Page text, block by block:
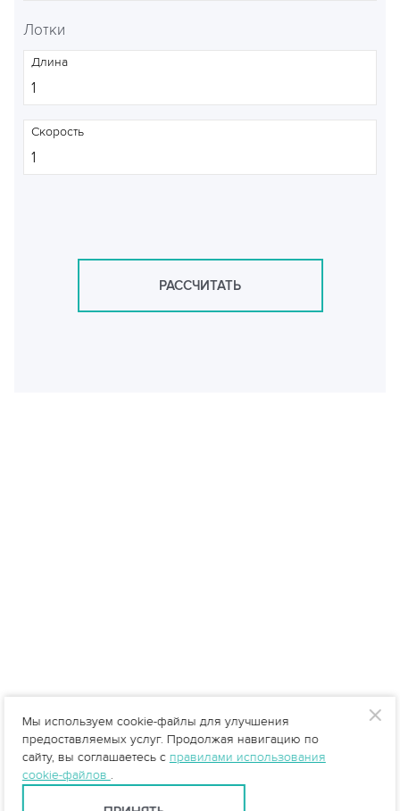
Лотки
Длина
Скорость
РАССЧИТАТЬ
Мы используем cookie-файлы для улучшения
предоставляемых услуг. Продолжая навигацию по
сайту, вы соглашаетесь с правилами использования
cookie-файлов .